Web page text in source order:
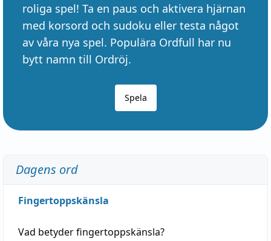
roliga spel! Ta en paus och aktivera hjärnan
med korsord och sudoku eller testa något
av våra nya spel. Populära Ordfull har nu
bytt namn till Ordröj.
Spela
Dagens ord
Fingertoppskänsla
Vad betyderfingertoppskänsla?